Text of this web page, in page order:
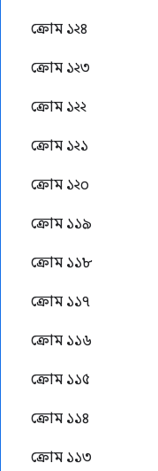
ক্রোম ১২৪
ক্রোম ১২৩
ক্রোম ১২২
ক্রোম ১২১
ক্রোম ১২০
ক্রোম ১১৯
ক্রোম ১১৮
ক্রোম ১১৭
ক্রোম ১১৬
ক্রোম ১১৫
ক্রোম ১১৪
ক্রোম ১১৩